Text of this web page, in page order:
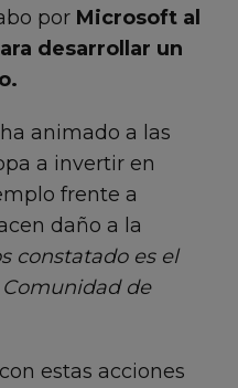
por Microsoft al
desarrollar un
animado a las
a invertir en
frente a
daño a la
constatado es el
de
estas acciones